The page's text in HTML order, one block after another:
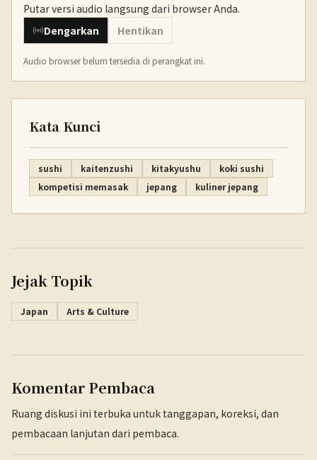
Putar versi audio langsung dari browser Anda.
Dengarkan
Hentikan
Audio browser belum tersedia di perangkat ini.
Kata Kunci
sushi kaitenzushi kitakyushu
koki sushi
kompetisi memasak
jepang kuliner jepang
Jejak Topik
Japan Arts & Culture
Komentar Pembaca
Ruang diskusi ini terbuka untuk tanggapan, koreksi, dan
pembacaan lanjutan dari pembaca.